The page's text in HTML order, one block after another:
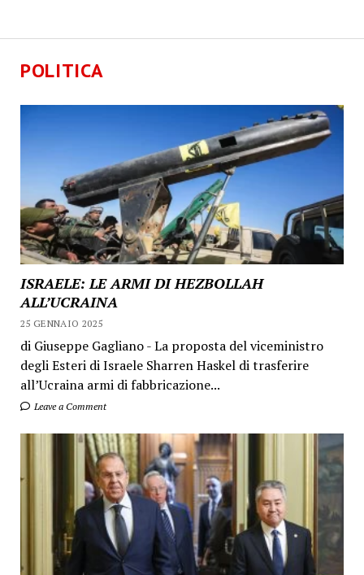
POLITICA
ISRAELE: LE ARMI DI HEZBOLLAH
ALL’UCRAINA
25 GENNAIO 2025
di Giuseppe Gagliano - La proposta del viceministro
degli Esteri di Israele Sharren Haskel di trasferire
all’Ucraina armi di fabbricazione...
Leave a Comment